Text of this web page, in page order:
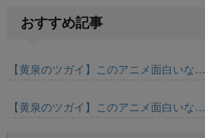
おすすめ記事
【黄泉のツガイ】このアニメ面白いな…
【黄泉のツガイ】このアニメ面白いな…